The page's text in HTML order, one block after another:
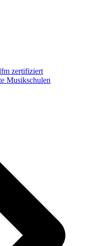
zertifiziert
Musikschulen